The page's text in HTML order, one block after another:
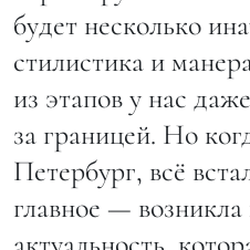
будет несколько
стилистика и
из этапов у нас
за границей. Но
Петербург, всё
главное — возникла